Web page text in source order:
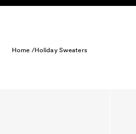
Skip to content
Home /Holiday Sweaters